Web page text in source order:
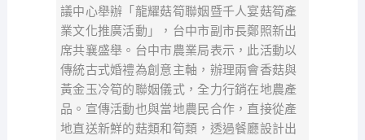
議中心舉辦「龍耀菇筍聯姻暨千人宴菇筍產
業文化推廣活動」，台中市副市長鄭照新出
席共襄盛舉。台中市農業局表示，此活動以
傳統古式婚禮為創意主軸，辦理兩會香菇與
黃金玉冷筍的聯姻儀式，全力行銷在地農產
品。宣傳活動也與當地農民合作，直接從產
地直送新鮮的菇類和筍類，透過餐廳設計出